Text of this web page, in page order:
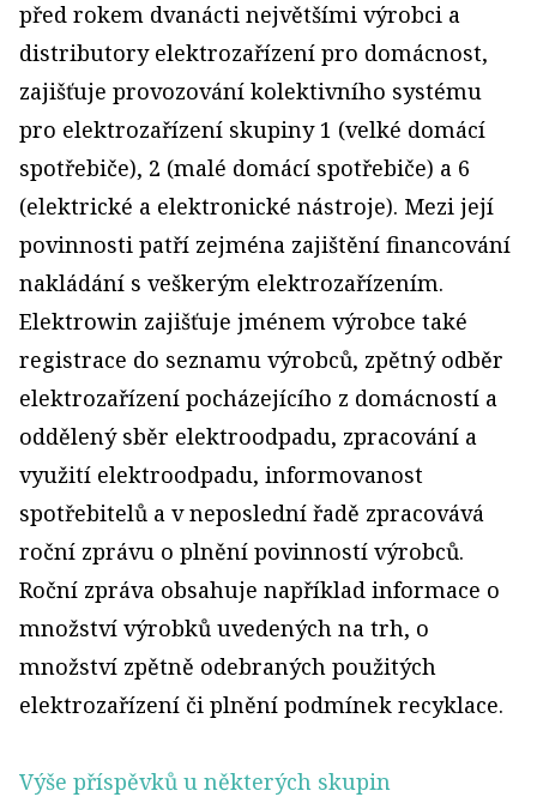
před rokem dvanácti největšími výrobci a
distributory elektrozařízení pro domácnost,
zajišťuje provozování kolektivního systému
pro elektrozařízení skupiny 1 (velké domácí
spotřebiče), 2 (malé domácí spotřebiče) a 6
(elektrické a elektronické nástroje). Mezi její
povinnosti patří zejména zajištění financování
nakládání s veškerým elektrozařízením.
Elektrowin zajišťuje jménem výrobce také
registrace do seznamu výrobců, zpětný odběr
elektrozařízení pocházejícího z domácností a
oddělený sběr elektroodpadu, zpracování a
využití elektroodpadu, informovanost
spotřebitelů a v neposlední řadě zpracovává
roční zprávu o plnění povinností výrobců.
Roční zpráva obsahuje například informace o
množství výrobků uvedených na trh, o
množství zpětně odebraných použitých
elektrozařízení či plnění podmínek recyklace.
Výše příspěvků u některých skupin